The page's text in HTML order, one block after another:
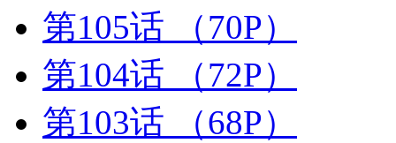
第105话
（70P）
第104话
（72P）
第103话
（68P）